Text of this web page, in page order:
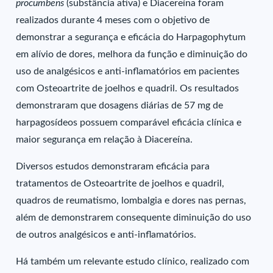
procumbens (substância ativa) e Diacereína foram
realizados durante 4 meses com o objetivo de
demonstrar a segurança e eficácia do Harpagophytum
em alívio de dores, melhora da função e diminuição do
uso de analgésicos e anti-inflamatórios em pacientes
com Osteoartrite de joelhos e quadril. Os resultados
demonstraram que dosagens diárias de 57 mg de
harpagosídeos possuem comparável eficácia clínica e
maior segurança em relação à Diacereína.
Diversos estudos demonstraram eficácia para
tratamentos de Osteoartrite de joelhos e quadril,
quadros de reumatismo, lombalgia e dores nas pernas,
além de demonstrarem consequente diminuição do uso
de outros analgésicos e anti-inflamatórios.
Há também um relevante estudo clínico, realizado com